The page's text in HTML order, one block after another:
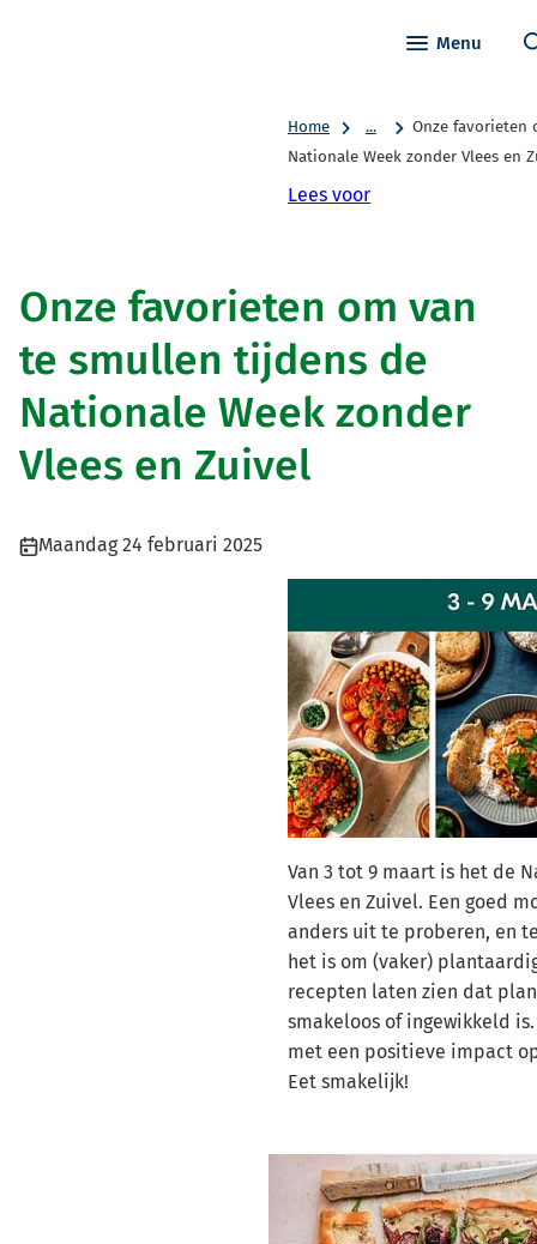
Menu
Home ...
Onze favorieten
Nationale Week zonder Vlees en
Lees voor
Onze favorieten om van
te smullen tijdens de
Nationale Week zonder
Vlees en Zuivel
Publicatiedatum:
Maandag 24 februari 2025
Van 3 tot 9 maart is het de
Vlees en Zuivel. Een goed
anders uit te proberen, en
het is om (vaker)
recepten laten zien dat
smakeloos of ingewikkeld
met een positieve impact
Eet smakelijk!